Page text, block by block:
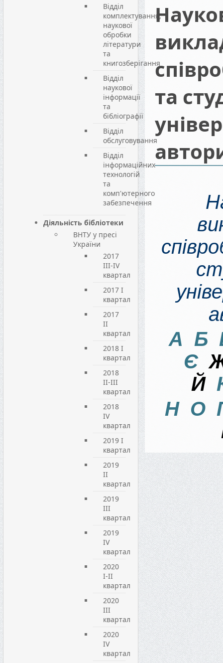
Відділ
комплектування,
наукової
обробки
літератури
та
книгозберігання
Відділ
наукової
інформації
та
бібліографії
Відділ
обслуговування
Відділ
інформаційних
технологій
та
комп'ютерного
забезпечення
Діяльність бібліотеки
ВНТУ у пресі
України
2017
III-IV
квартал
2017 I
квартал
2017
II
квартал
2018 I
квартал
2018
II-III
квартал
2018
IV
квартал
2019 I
квартал
2019
ІI
квартал
2019
ІIІ
квартал
2019
IV
квартал
2020
I-II
квартал
2020
III
квартал
2020
IV
квартал
та
А Б
Є
Й
Н О